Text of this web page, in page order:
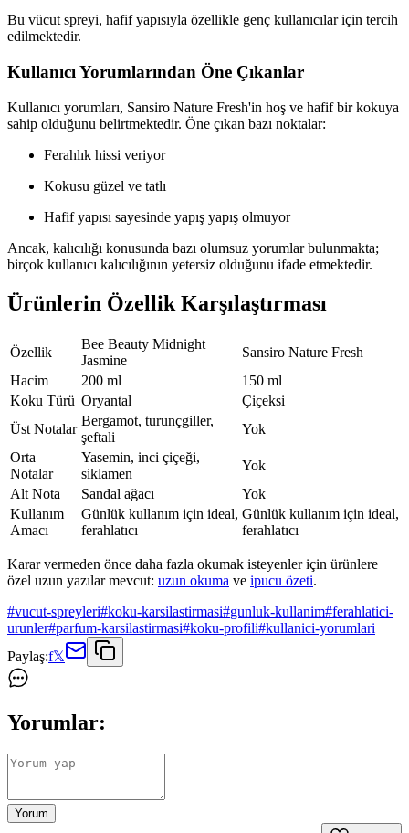
Bu vücut spreyi, hafif yapısıyla özellikle genç kullanıcılar için tercih
edilmektedir.
Kullanıcı Yorumlarından Öne Çıkanlar
Kullanıcı yorumları, Sansiro Nature Fresh'in hoş ve hafif bir kokuya
sahip olduğunu belirtmektedir. Öne çıkan bazı noktalar:
Ferahlık hissi veriyor
Kokusu güzel ve tatlı
Hafif yapısı sayesinde yapış yapış olmuyor
Ancak, kalıcılığı konusunda bazı olumsuz yorumlar bulunmakta;
birçok kullanıcı kalıcılığının yetersiz olduğunu ifade etmektedir.
Ürünlerin Özellik Karşılaştırması
Özellik
Bee Beauty Midnight
Jasmine
Sansiro Nature Fresh
Hacim
200 ml
150 ml
Koku Türü Oryantal
Çiçeksi
Üst Notalar
Bergamot, turunçgiller,
şeftali
Yok
Orta
Notalar
Yasemin, inci çiçeği,
siklamen
Yok
Alt Nota
Sandal ağacı
Yok
Kullanım
Amacı
Günlük kullanım için ideal,
ferahlatıcı
Günlük kullanım için ideal,
ferahlatıcı
Karar vermeden önce daha fazla okumak isteyenler için ürünlere
özel uzun yazılar mevcut: uzun okuma ve ipucu özeti.
#vucut-spreyleri#koku-karsilastirmasi#gunluk-kullanim#ferahlatici-
urunler#parfum-karsilastirmasi#koku-profili#kullanici-yorumlari
Paylaş:f𝕏
Yorumlar:
Yorum